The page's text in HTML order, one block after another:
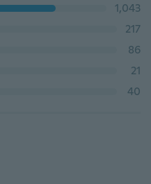
1,043
217
86
21
40